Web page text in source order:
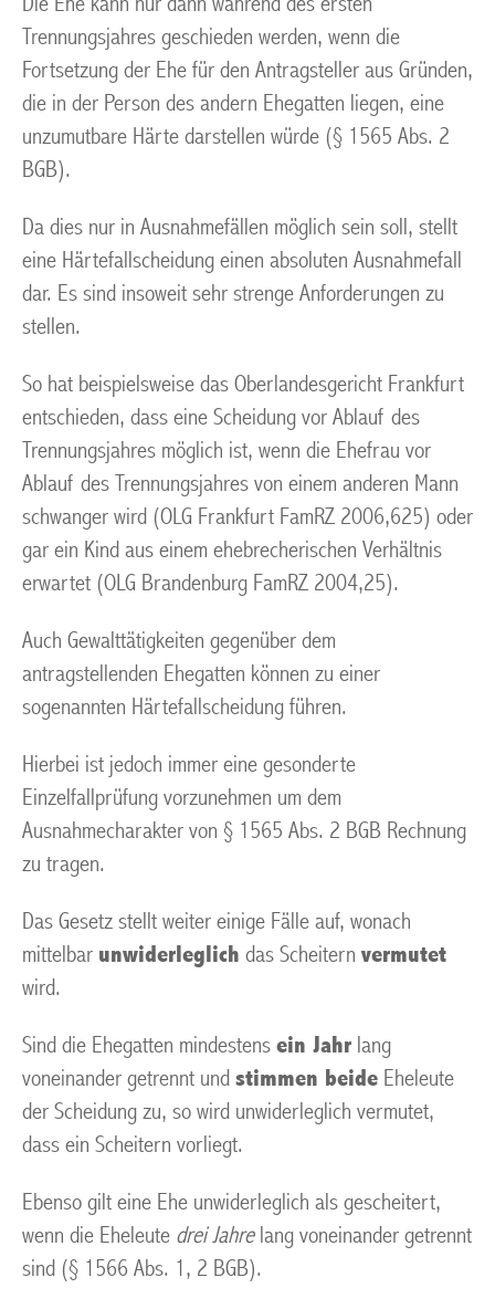
Trennungsjahres geschieden werden, wenn die
Fortsetzung der Ehe für den Antragsteller aus Gründen,
die in der Person des andern Ehegatten liegen, eine
unzumutbare Härte darstellen würde (§ 1565 Abs. 2
BGB).
Da dies nur in Ausnahmefällen möglich sein soll, stellt
eine Härtefallscheidung einen absoluten Ausnahmefall
dar. Es sind insoweit sehr strenge Anforderungen zu
stellen.
So hat beispielsweise das Oberlandesgericht Frankfurt
entschieden, dass eine Scheidung vor Ablauf des
Trennungsjahres möglich ist, wenn die Ehefrau vor
Ablauf des Trennungsjahres von einem anderen Mann
schwanger wird (OLG Frankfurt FamRZ 2006,625) oder
gar ein Kind aus einem ehebrecherischen Verhältnis
erwartet (OLG Brandenburg FamRZ 2004,25).
Auch Gewalttätigkeiten gegenüber dem
antragstellenden Ehegatten können zu einer
sogenannten Härtefallscheidung führen.
Hierbei ist jedoch immer eine gesonderte
Einzelfallprüfung vorzunehmen um dem
Ausnahmecharakter von § 1565 Abs. 2 BGB Rechnung
zu tragen.
Das Gesetz stellt weiter einige Fälle auf, wonach
mittelbar unwiderleglich das Scheitern vermutet
wird.
Sind die Ehegatten mindestens ein Jahr lang
voneinander getrennt und stimmen beide Eheleute
der Scheidung zu, so wird unwiderleglich vermutet,
dass ein Scheitern vorliegt.
Ebenso gilt eine Ehe unwiderleglich als gescheitert,
wenn die Eheleute drei Jahrelang voneinander getrennt
sind (§ 1566 Abs. 1, 2 BGB).